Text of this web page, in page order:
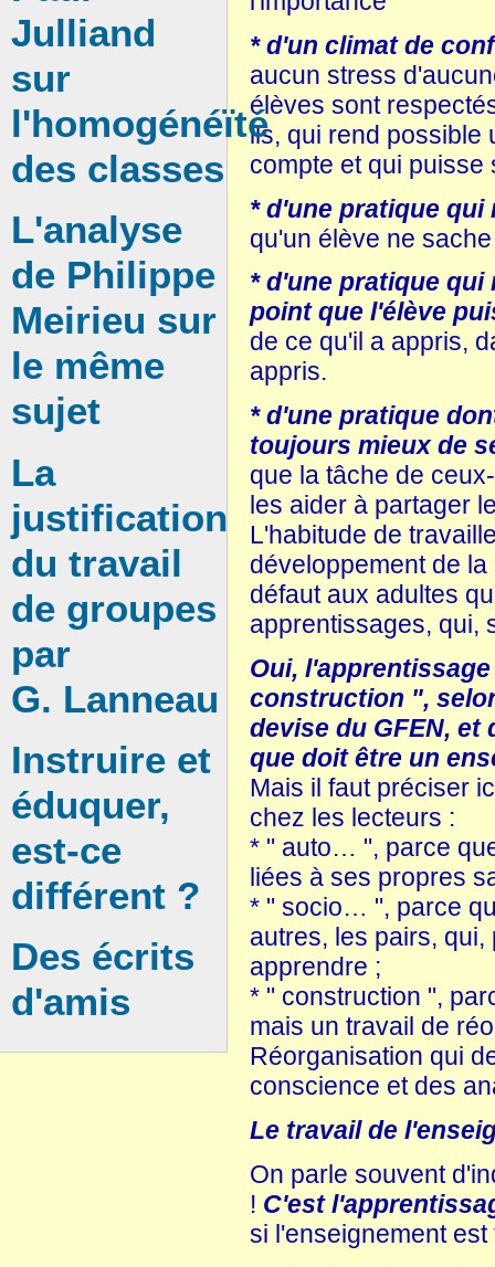
* d'un climat de
aucun stress
élèves sont
ils, qui rend possible
compte et qui
* d'une pratique
qu'un élève ne
* d'une pratique
point que l'élève
de ce qu'il a appris,
appris.
* d'une pratique
toujours mieux de
que la tâche de
les aider à partager
L'habitude de
développement de
défaut aux adultes
apprentissages, qui,
Oui,
construction ",
devise du GFEN,
que doit être un
Mais il faut préciser
chez les lecteurs :
* " auto… ", parce
liées à ses propres
* " socio… ", parce
autres, les pairs,
apprendre ;
* " construction ",
mais un travail de
Réorganisation qui
conscience et des
Le travail de
On parle souvent
! C'est
si l'enseignement
Julliand
sur
l'homogénéïté
des classes
L'analyse
de Philippe
Meirieu sur
le même
sujet
La
justification
du travail
de groupes
par
G. Lanneau
Instruire et
éduquer,
est-ce
différent ?
Des écrits
d'amis